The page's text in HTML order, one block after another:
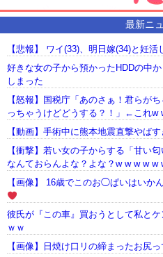
最新ニ
【悲報】 ワイ(33)、明日嫁(34)と妊
好きな女の子から預かったHDDの中
しまった
【怒報】国税庁「あのさぁ！君らが
っちゃうけどどうする？！」←これw
【動画】手術中に熊本地震直撃やばす
【衝撃】若い女の子からする「甘い
なんておらんよな？よな？w w w w w
【画像】 16歳でこのお◯ぱいはいか
彼氏が『この車』買おうとして私と
ｗｗ
【画像】日焼け口リの締まったお尻